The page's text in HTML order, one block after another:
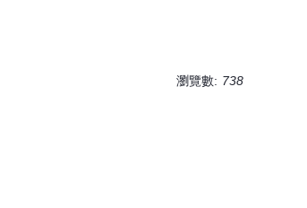
瀏覽數: 738